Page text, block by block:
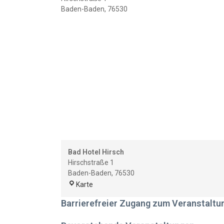
Baden-Baden, 76530
Bad Hotel Hirsch
Hirschstraße 1
Baden-Baden, 76530
Karte
Hirsch
Barrierefreier Zugang zum